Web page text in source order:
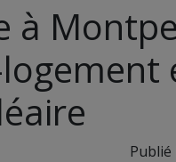
à
Publié